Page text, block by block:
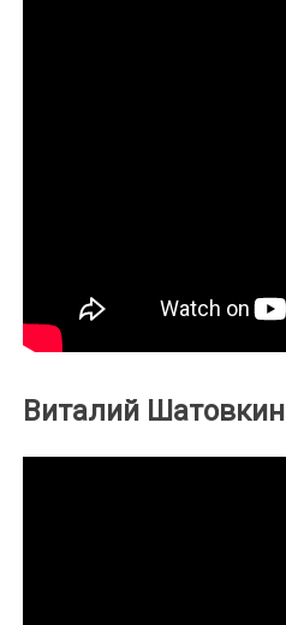
Виталий Шатовкин